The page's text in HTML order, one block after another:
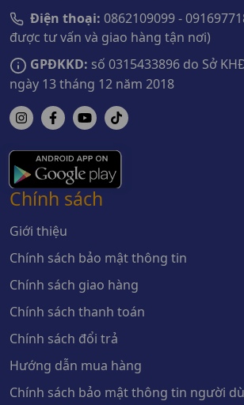
Điện thoại: 0862109099 -
được tư vấn và giao hàng tận nơi)
GPĐKKD: số 0315433896 do Sở
ngày 13 tháng 12 năm 2018
Chính sách
Giới thiệu
Chính sách bảo mật thông tin
Chính sách giao hàng
Chính sách thanh toán
Chính sách đổi trả
Hướng dẫn mua hàng
Chính sách bảo mật thông tin người